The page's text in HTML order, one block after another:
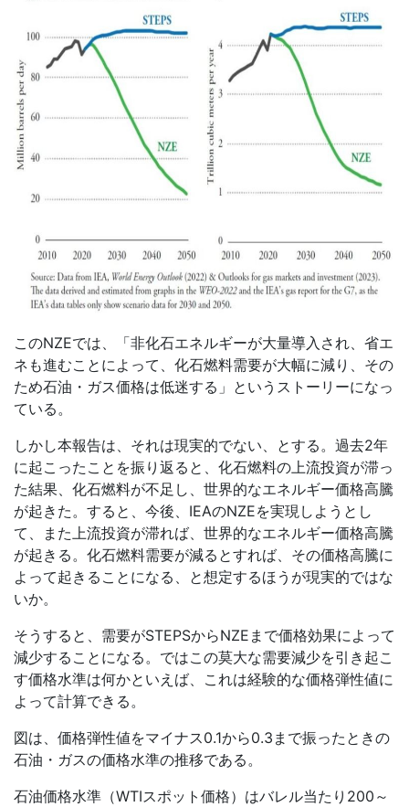
このNZEでは、「非化石エネルギーが大量導入され、省エ
ネも進むことによって、化石燃料需要が大幅に減り、その
ため石油・ガス価格は低迷する」というストーリーになっ
ている。
しかし本報告は、それは現実的でない、とする。過去2年
に起こったことを振り返ると、化石燃料の上流投資が滞っ
た結果、化石燃料が不足し、世界的なエネルギー価格高騰
が起きた。すると、今後、 IEAのNZEを実現しようとし
て、また上流投資が滞れば、世界的なエネルギー価格高騰
が起きる。化石燃料需要が減るとすれば、その価格高騰に
よって起きることになる、と想定するほうが現実的ではな
いか。
そうすると、需要がSTEPSからNZE まで価格効果によって
減少することになる。ではこの莫大な需要減少を引き起こ
す価格水準は何かといえば、これは経験的な価格弾性値に
よって計算できる。
図は、価格弾性値をマイナス0.1から0.3 まで振ったときの
石油・ガスの価格水準の推移である。
石油価格水準（WTIスポット価格）はバレル当たり 200 ～